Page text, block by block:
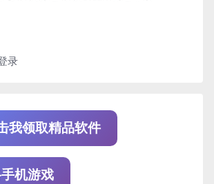
录
我领取精品软件
机游戏